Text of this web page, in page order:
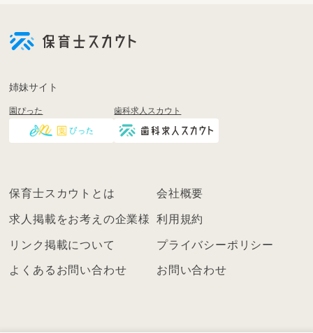
登
く
ン
こ
姉妹サイト
園ぴった 歯科求人スカウト
保育士スカウトとは 会社概要
求人掲載をお考えの企業様 利用規約
リンク掲載について プライバシーポリシー
よくあるお問い合わせ お問い合わせ